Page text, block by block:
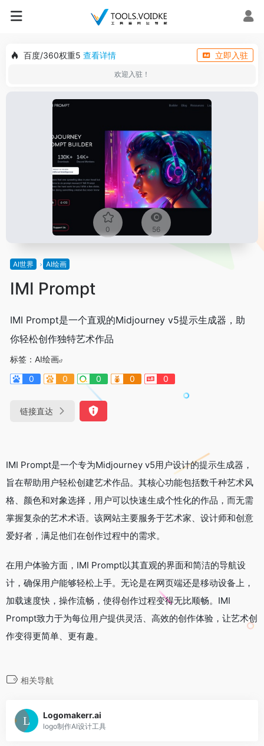
百度/360权重5 查看详情 立即入驻
欢迎入驻！
0 56
AI世界 AI绘画
IMI Prompt
IMI Prompt是一个直观的Midjourney v5提示生成器，助
你轻松创作独特艺术作品
标签： AI绘画
0
0 0 0 0
链接直达
IMI Prompt是一个专为Midjourney v5用户设计的提示生成器，
旨在帮助用户轻松创建艺术作品。其核心功能包括数千种艺术风
格、颜色和对象选择，用户可以快速生成个性化的作品，而无需
掌握复杂的艺术术语。该网站主要服务于艺术家、设计师和创意
爱好者，满足他们在创作过程中的需求。
在用户体验方面，IMI Prompt以其直观的界面和简洁的导航设
计，确保用户能够轻松上手。无论是在网页端还是移动设备上，
加载速度快，操作流畅，使得创作过程变得无比顺畅。IMI
Prompt致力于为每位用户提供灵活、高效的创作体验，让艺术创
作变得更简单、更有趣。
相关导航
Logomakerr.ai
logo制作AI设计工具